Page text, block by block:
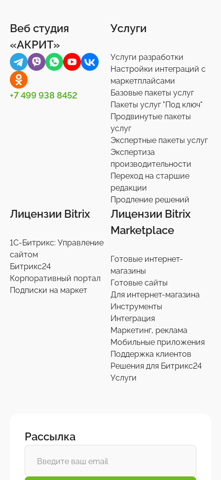
Веб студия
«АКРИТ»
+7 499 938 8452
Услуги
Услуги разработки
Настройки интеграций с
маркетплайсами
Базовые пакеты услуг
Пакеты услуг "Под ключ"
Продвинутые пакеты
услуг
Экспертные пакеты услуг
Экспертиза
производительности
Переход на старшие
редакции
Продление решений
Лицензии Bitrix
1С-Битрикс: Управление
сайтом
Битрикс24
Корпоративный портал
Подписки на маркет
Лицензии Bitrix
Marketplace
Готовые интернет-
магазины
Готовые сайты
Для интернет-магазина
Инструменты
Интеграция
Маркетинг, реклама
Мобильные приложения
Поддержка клиентов
Решения для Битрикс24
Услуги
Рассылка